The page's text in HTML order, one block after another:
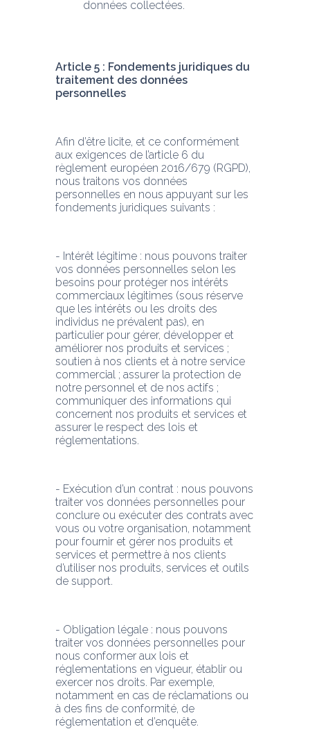
données collectées.
Article 5 : Fondements juridiques du
traitement des données
personnelles
Afin d’être licite, et ce conformément
aux exigences de l’article 6 du
règlement européen 2016/679 (RGPD),
nous traitons vos données
personnelles en nous appuyant sur les
fondements juridiques suivants :
- Intérêt légitime : nous pouvons traiter
vos données personnelles selon les
besoins pour protéger nos intérêts
commerciaux légitimes (sous réserve
que les intérêts ou les droits des
individus ne prévalent pas), en
particulier pour gérer, développer et
améliorer nos produits et services ;
soutien à nos clients et à notre service
commercial ; assurer la protection de
notre personnel et de nos actifs ;
communiquer des informations qui
concernent nos produits et services et
assurer le respect des lois et
réglementations.
- Exécution d’un contrat : nous pouvons
traiter vos données personnelles pour
conclure ou exécuter des contrats avec
vous ou votre organisation, notamment
pour fournir et gérer nos produits et
services et permettre à nos clients
d’utiliser nos produits, services et outils
de support.
- Obligation légale : nous pouvons
traiter vos données personnelles pour
nous conformer aux lois et
réglementations en vigueur, établir ou
exercer nos droits. Par exemple,
notamment en cas de réclamations ou
à des fins de conformité, de
réglementation et d’enquête.